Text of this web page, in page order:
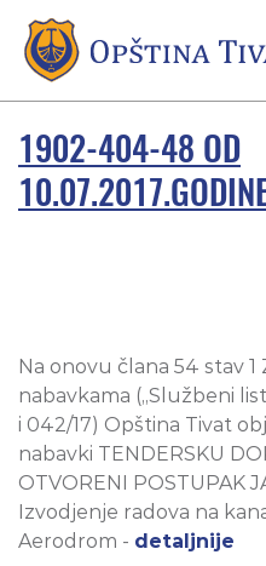
1902-404-48 OD
Na onovu člana 54 stav 1
nabavkama („Službeni list
i 042/17) Opština Tivat
nabavki TENDERSKU
OTVORENI POSTUPAK
Izvodjenje radova na
Aerodrom - detaljnije